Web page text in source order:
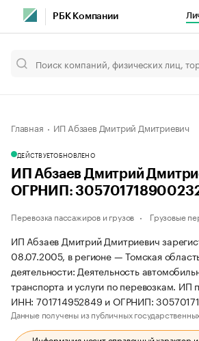
РБК Компании
Главная ИП Абзаев Дмитрий Дмитриевич
ДЕЙСТВУЕТОБНОВЛЕНО
ИП Абзаев Дмитрий
ОГРНИП:
Перевозка пассажиров и грузов Грузовые
ИП Абзаев Дмитрий Дмитриевич
08.07.2005, в регионе — Томская
деятельности: Деятельность
транспорта и услуги по перевозкам. ИП
ИНН: 701714952849 и ОГРНИП:
Данные получены из публичных